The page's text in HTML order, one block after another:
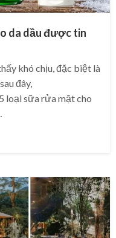
da dầu được tin
khó chịu, đặc biệt là
đây,
loại sữa rửa mặt cho